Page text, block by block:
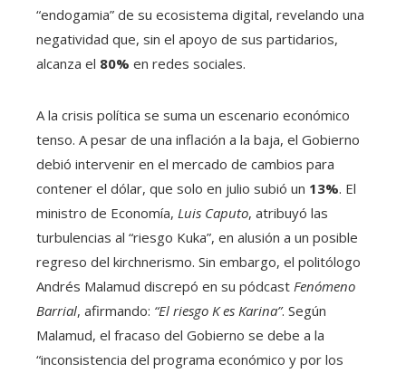
“endogamia” de su ecosistema digital, revelando una
negatividad que, sin el apoyo de sus partidarios,
alcanza el 80% en redes sociales.
A la crisis política se suma un escenario económico
tenso. A pesar de una inflación a la baja, el Gobierno
debió intervenir en el mercado de cambios para
contener el dólar, que solo en julio subió un 13%. El
ministro de Economía, Luis Caputo, atribuyó las
turbulencias al “riesgo Kuka”, en alusión a un posible
regreso del kirchnerismo. Sin embargo, el politólogo
Andrés Malamud discrepó en su pódcast Fenómeno
Barrial, afirmando: “El riesgo K es Karina”. Según
Malamud, el fracaso del Gobierno se debe a la
“inconsistencia del programa económico y por los